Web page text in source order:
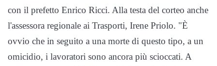
con il prefetto Enrico Ricci. Alla testa del corteo anche
l'assessora regionale ai Trasporti, Irene Priolo. "È
ovvio che in seguito a una morte di questo tipo, a un
omicidio, i lavoratori sono ancora più scioccati. A